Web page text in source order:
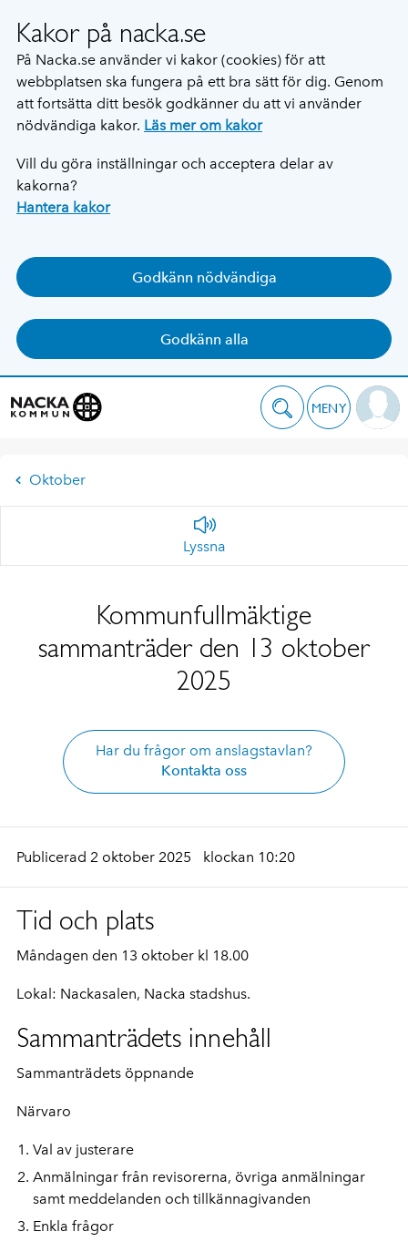
Kakor på nacka.se
På Nacka.se använder vi kakor (cookies) för att
webbplatsen ska fungera på ett bra sätt för dig. Genom
att fortsätta ditt besök godkänner du att vi använder
nödvändiga kakor. Läs mer om kakor
Vill du göra inställningar och acceptera delar av
kakorna?
Hantera kakor
Godkänn nödvändiga
Godkänn alla
MENY
Oktober
Lyssna
Kommunfullmäktige
sammanträder den 13 oktober
2025
Har du frågor om anslagstavlan?
Kontakta oss
Publicerad 2 oktober 2025 klockan 10:20
Tid och plats
Måndagen den 13 oktober kl 18.00
Lokal: Nackasalen, Nacka stadshus.
Sammanträdets innehåll
Sammanträdets öppnande
Närvaro
Val av justerare
Anmälningar från revisorerna, övriga anmälningar
samt meddelanden och tillkännagivanden
Enkla frågor